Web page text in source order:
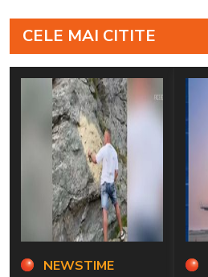
CELE MAI CITITE
NEWSTIME